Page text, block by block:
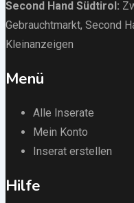
Second Hand Südtirol :
Gebrauchtmarkt, Second
Kleinanzeigen
Menü
Alle Inserate
Mein Konto
Inserat erstellen
Hilfe